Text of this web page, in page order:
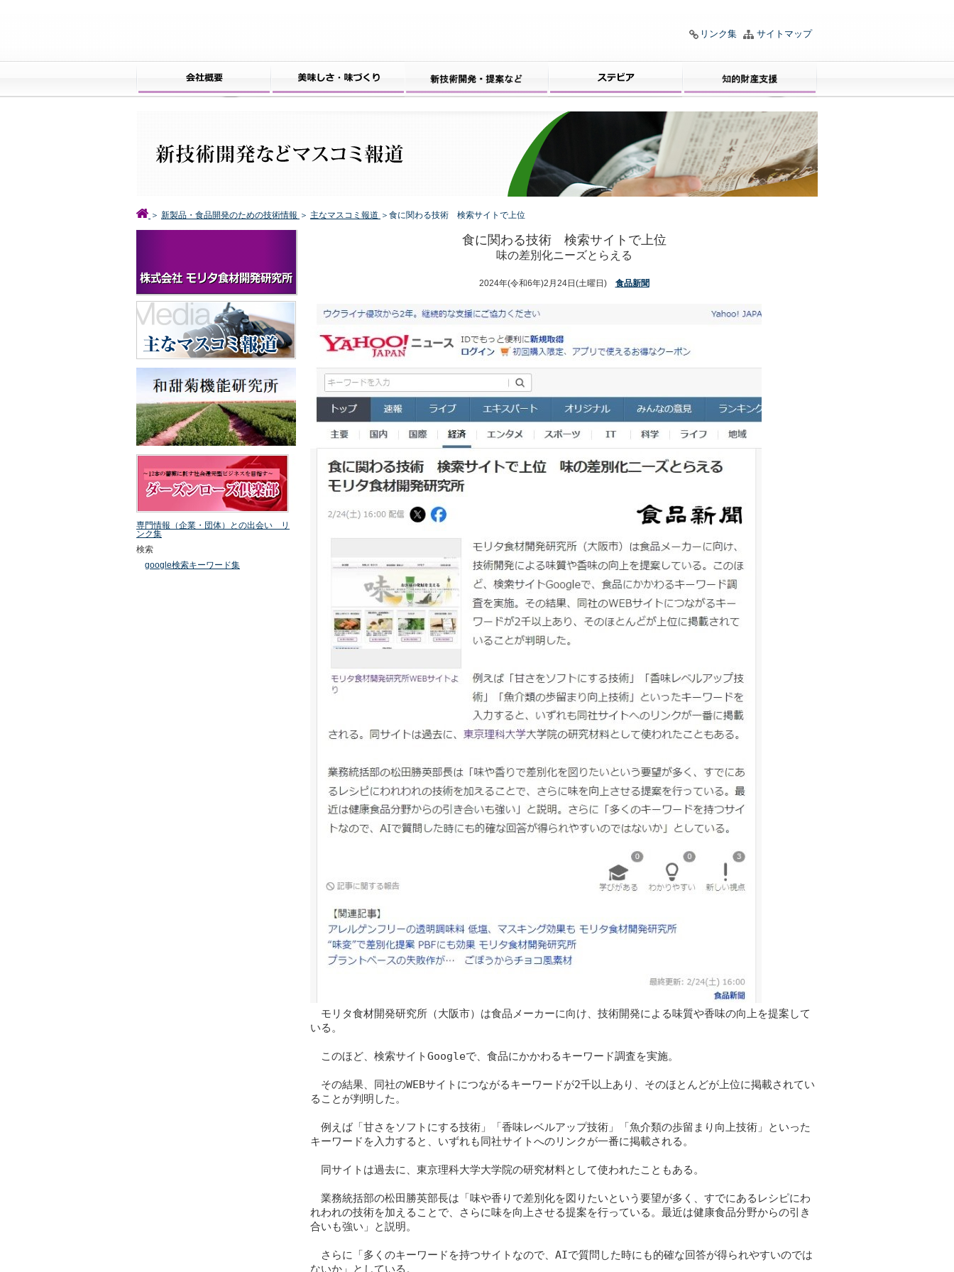
サイトマップ
リンク集
＞ 新製品・食品開発のための技術情報 ＞ 主なマスコミ報道 ＞食に関わる技術 検索サイトで上位
専門情報（企業・団体）との出会い リ
ンク集
検索
google検索キーワード集
食に関わる技術 検索サイトで上位
味の差別化ニーズとらえる
2024年(令和6年)2月24日(土曜日) 食品新聞
モリタ食材開発研究所（大阪市）は食品メーカーに向け、技術開発による味質や香味の向上を提案して
いる。
このほど、検索サイトGoogleで、食品にかかわるキーワード調査を実施。
その結果、同社のWEBサイトにつながるキーワードが2千以上あり、そのほとんどが上位に掲載されてい
ることが判明した。
例えば「甘さをソフトにする技術」「香味レベルアップ技術」「魚介類の歩留まり向上技術」といった
キーワードを入力すると、いずれも同社サイトへのリンクが一番に掲載される。
同サイトは過去に、東京理科大学大学院の研究材料として使われたこともある。
業務統括部の松田勝英部長は「味や香りで差別化を図りたいという要望が多く、すでにあるレシピにわ
れわれの技術を加えることで、さらに味を向上させる提案を行っている。最近は健康食品分野からの引き
合いも強い」と説明。
さらに「多くのキーワードを持つサイトなので、AIで質問した時にも的確な回答が得られやすいのでは
ないか」としている。